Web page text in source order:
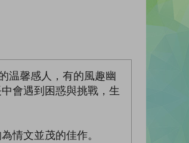
温馨感人，有的風趣幽
會遇到困惑與挑戰，生
情文並茂的佳作。